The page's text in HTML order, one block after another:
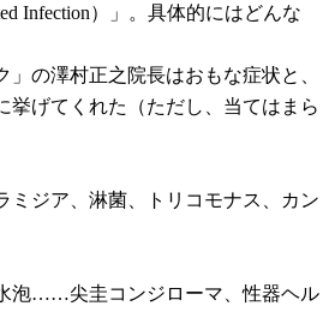
Infection）」。具体的にはどんな
」の澤村正之院長はおもな症状と、
挙げてくれた（ただし、当てはまら
ジア、淋菌、トリコモナス、カン
泡……尖圭コンジローマ、性器ヘル